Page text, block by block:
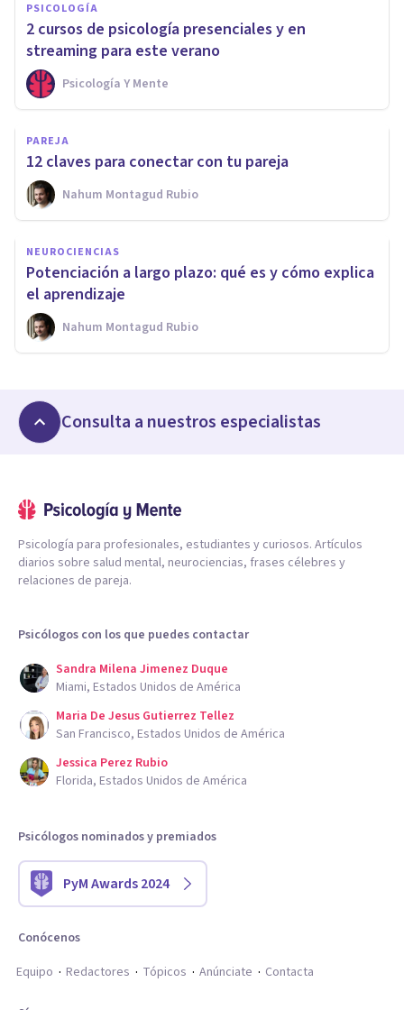
PSICOLOGÍA
2 cursos de psicología presenciales y en
streaming para este verano
Psicología Y Mente
PAREJA
12 claves para conectar con tu pareja
Nahum Montagud Rubio
NEUROCIENCIAS
Potenciación a largo plazo: qué es y cómo explica
el aprendizaje
Nahum Montagud Rubio
Consulta a nuestros especialistas
Psicología para profesionales, estudiantes y curiosos. Artículos
diarios sobre salud mental, neurociencias, frases célebres y
relaciones de pareja.
Psicólogos con los que puedes contactar
Sandra Milena Jimenez Duque
Miami, Estados Unidos de América
Maria De Jesus Gutierrez Tellez
San Francisco, Estados Unidos de América
Jessica Perez Rubio
Florida, Estados Unidos de América
Psicólogos nominados y premiados
PyM Awards 2024
Conócenos
Equipo
Redactores Tópicos Anúnciate Contacta